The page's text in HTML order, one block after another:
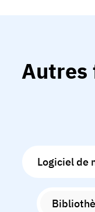
Autres
Logiciel de